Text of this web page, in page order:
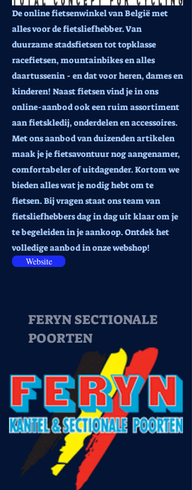
De online fietsenwinkel van België met
alles voor de fietsliefhebber. Van
duurzame stadsfietsen tot topklasse
racefietsen, mountainbikes en alles
daartussenin - en dat voor heren, dames en
kinderen! Naast fietsen vind je in ons
online-aanbod ook een ruim assortiment
aan fietskledij, onderdelen en accessoires.
Met ons aanbod van duizenden artikelen
maak je je fietsavontuur nog aangenamer,
comfortabeler of uitdagender. Kortom we
bieden alles wat je nodig hebt om te
fietsen. Bij vragen staat ons team van
fietsliefhebbers dag in dag uit klaar om je
te begeleiden in je aankoop. Ontdek het
volledige aanbod in onze webshop!
Website
FERYN SECTIONALE
POORTEN